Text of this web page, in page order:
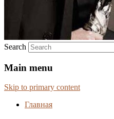
Search
Main menu
Skip to primary content
Главная